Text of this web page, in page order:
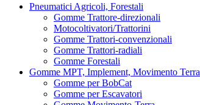
Pneumatici Agricoli, Forestali
Gomme Trattore-direzionali
Motocoltivatori/Trattorini
Gomme Trattori-convenzionali
Gomme Trattori-radiali
Gomme Forestali
Gomme MPT, Implement, Movimento Terra
Gomme per BobCat
Gomme per Escavatori